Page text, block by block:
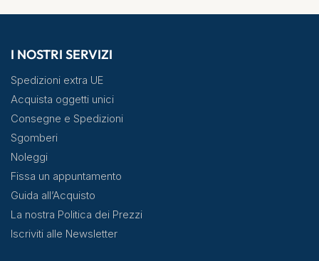
I NOSTRI SERVIZI
Spedizioni extra UE
Acquista oggetti unici
Consegne e Spedizioni
Sgomberi
Noleggi
Fissa un appuntamento
Guida all’Acquisto
La nostra Politica dei Prezzi
Iscriviti alle Newsletter